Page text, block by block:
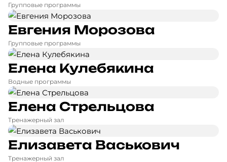
Групповые программы
Евгения Морозова
Групповые программы
Елена Кулебякина
Водные программы
Елена Стрельцова
Тренажерный зал
Елизавета Васькович
Тренажерный зал